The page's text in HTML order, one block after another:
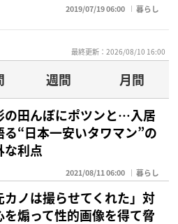
2019/07/19 06:00 暮らし
最終更新：2026/08/10 16:00
週間
月間
の田んぼにポツンと…入居
る“日本一安いタワマン”の
な利点
2021/08/11 06:00 暮らし
カノは撮らせてくれた」対
を煽って性的画像を得て脅